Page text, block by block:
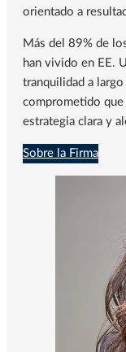
orientado a
Más del 89% de
han vivido en EE.
tranquilidad a
comprometido que
estrategia clara y
Sobre la Firma